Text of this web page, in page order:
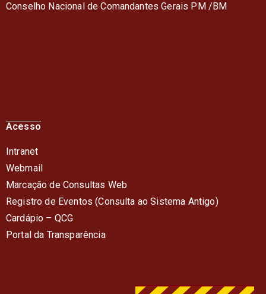
Conselho Nacional de Comandantes Gerais PM /BM
Acesso
Intranet
Webmail
Marcação de Consultas Web
Registro de Eventos (Consulta ao Sistema Antigo)
Cardápio – QCG
Portal da Transparência